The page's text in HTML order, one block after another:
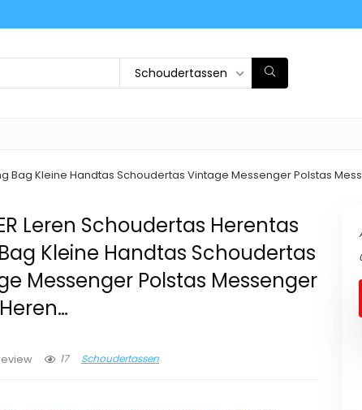
Schoudertassen
Bag Kleine Handtas Schoudertas Vintage Messenger Polstas
Leren Schoudertas Herentas
Kleine Handtas Schoudertas
Messenger Polstas Messenger
17 Schoudertassen